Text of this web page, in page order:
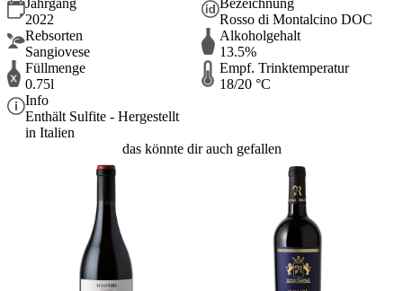
2022
Rosso di Montalcino DOC
Rebsorten
Sangiovese
Alkoholgehalt
13.5%
Füllmenge
0.75l
Empf. Trinktemperatur
18/20 °C
Info
Enthält Sulfite - Hergestellt
in Italien
das könnte dir auch gefallen